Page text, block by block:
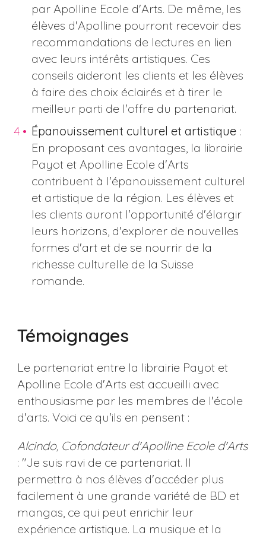
par Apolline Ecole d'Arts. De même, les
élèves d'Apolline pourront recevoir des
recommandations de lectures en lien
avec leurs intérêts artistiques. Ces
conseils aideront les clients et les élèves
à faire des choix éclairés et à tirer le
meilleur parti de l'offre du partenariat.
Épanouissement culturel et artistique:
En proposant ces avantages, la librairie
Payot et Apolline Ecole d'Arts
contribuent à l'épanouissement culturel
et artistique de la région. Les élèves et
les clients auront l'opportunité d'élargir
leurs horizons, d'explorer de nouvelles
formes d'art et de se nourrir de la
richesse culturelle de la Suisse
romande.
Témoignages
Le partenariat entre la librairie Payot et
Apolline Ecole d'Arts est accueilli avec
enthousiasme par les membres de l'école
d'arts. Voici ce qu'ils en pensent :
Alcindo, Cofondateur d'Apolline Ecole d'Arts
: "Je suis ravi de ce partenariat. Il
permettra à nos élèves d'accéder plus
facilement à une grande variété de BD et
mangas, ce qui peut enrichir leur
expérience artistique. La musique et la